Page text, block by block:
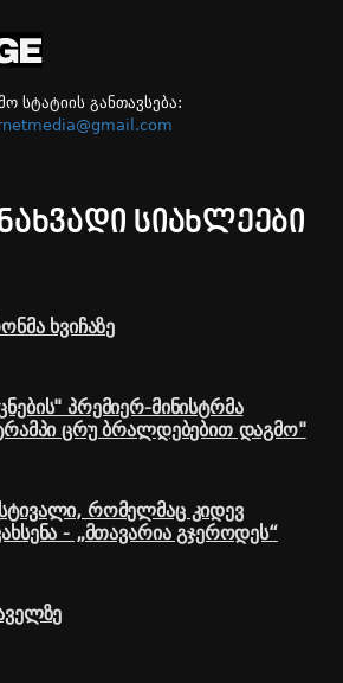
სტატიის განთავსება:
ᲡᲘᲐᲮᲚᲔᲔᲑᲘ
ხვიჩაზე
პრემიერ-მინისტრმა
ცრუ ბრალდებებით დაგმო"
რომელმაც კიდევ
- „მთავარია გჯეროდეს“